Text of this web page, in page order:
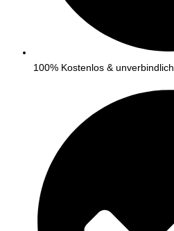
100% Kostenlos & unverbindlich